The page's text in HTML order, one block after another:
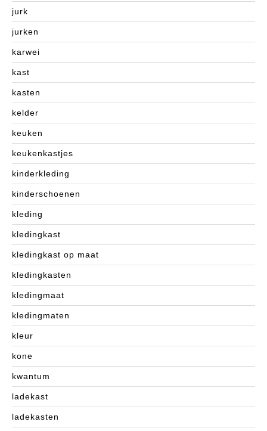
jurk
jurken
karwei
kast
kasten
kelder
keuken
keukenkastjes
kinderkleding
kinderschoenen
kleding
kledingkast
kledingkast op maat
kledingkasten
kledingmaat
kledingmaten
kleur
kone
kwantum
ladekast
ladekasten